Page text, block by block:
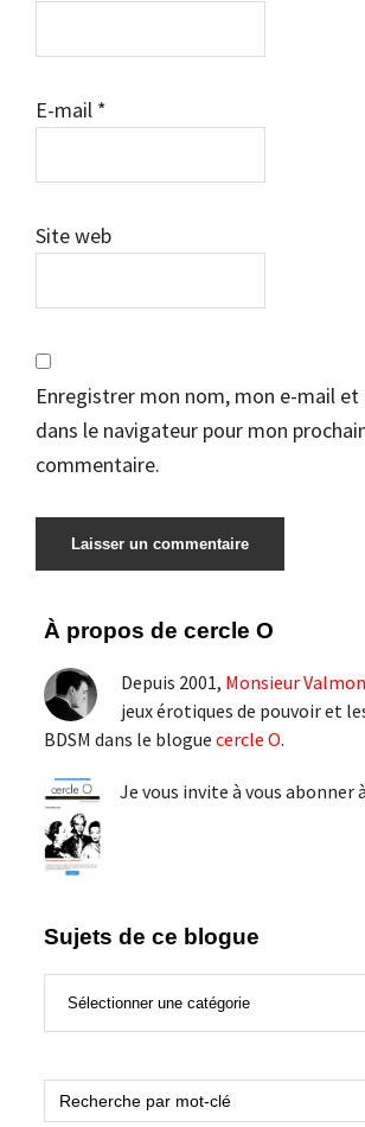
E-mail *
Site web
Enregistrer mon nom, mon e-mail
dans le navigateur pour mon
commentaire.
Barre
latérale
principale
À propos de cercle O
Depuis 2001, Monsieur
jeux érotiques de pouvoir et
BDSM dans le blogue cercle O.
Je vous invite à vous abonner à
Sujets de ce blogue
Search
for: